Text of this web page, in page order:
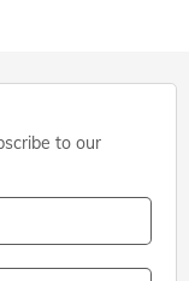
to our